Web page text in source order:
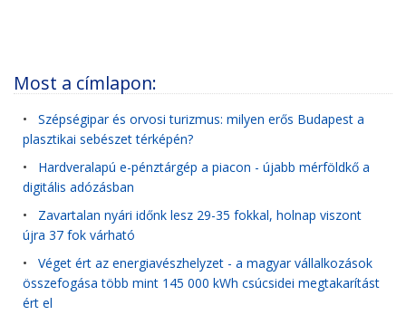
Most a címlapon:
• Szépségipar és orvosi turizmus: milyen erős Budapest a
plasztikai sebészet térképén?
• Hardveralapú e-pénztárgép a piacon - újabb mérföldkő a
digitális adózásban
• Zavartalan nyári időnk lesz 29-35 fokkal, holnap viszont
újra 37 fok várható
• Véget ért az energiavészhelyzet - a magyar vállalkozások
összefogása több mint 145 000 kWh csúcsidei megtakarítást
ért el